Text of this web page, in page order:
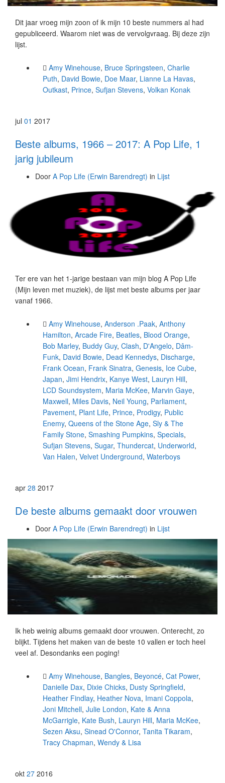
Dit jaar vroeg mijn zoon of ik mijn 10 beste nummers al had
gepubliceerd. Waarom niet was de vervolgvraag. Bij deze zijn
lijst.
Amy Winehouse, Bruce Springsteen, Charlie
Puth, David Bowie, Doe Maar, Lianne La Havas,
Outkast, Prince, Sufjan Stevens, Volkan Konak
jul 01 2017
Beste albums, 1966 – 2017: A Pop Life, 1
jarig jubileum
Door A Pop Life (Erwin Barendregt) in Lijst
Ter ere van het 1-jarige bestaan van mijn blog A Pop Life
(Mijn leven met muziek), de lijst met beste albums per jaar
vanaf 1966.
Amy Winehouse, Anderson .Paak, Anthony
Hamilton, Arcade Fire, Beatles, Blood Orange,
Bob Marley, Buddy Guy, Clash, D'Angelo, Dâm-
Funk, David Bowie, Dead Kennedys, Discharge,
Frank Ocean, Frank Sinatra, Genesis, Ice Cube,
Japan, Jimi Hendrix, Kanye West, Lauryn Hill,
LCD Soundsystem, Maria McKee, Marvin Gaye,
Maxwell, Miles Davis, Neil Young, Parliament,
Pavement, Plant Life, Prince, Prodigy, Public
Enemy, Queens of the Stone Age, Sly & The
Family Stone, Smashing Pumpkins, Specials,
Sufjan Stevens, Sugar, Thundercat, Underworld,
Van Halen, Velvet Underground, Waterboys
apr 28 2017
De beste albums gemaakt door vrouwen
Door A Pop Life (Erwin Barendregt) in Lijst
Ik heb weinig albums gemaakt door vrouwen. Onterecht, zo
blijkt. Tijdens het maken van de beste 10 vallen er toch heel
veel af. Desondanks een poging!
Amy Winehouse, Bangles, Beyoncé, Cat Power,
Danielle Dax, Dixie Chicks, Dusty Springfield,
Heather Findlay, Heather Nova, Imani Coppola,
Joni Mitchell, Julie London, Kate & Anna
McGarrigle, Kate Bush, Lauryn Hill, Maria McKee,
Sezen Aksu, Sinead O'Connor, Tanita Tikaram,
Tracy Chapman, Wendy & Lisa
okt 27 2016